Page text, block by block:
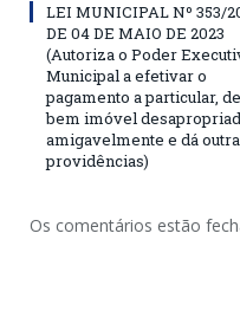
LEI MUNICIPAL Nº 353/
DE 04 DE MAIO DE 2023
(Autoriza o Poder
Municipal a efetivar o
pagamento a particular, de
bem imóvel
amigavelmente e dá
providências)
Os comentários estão